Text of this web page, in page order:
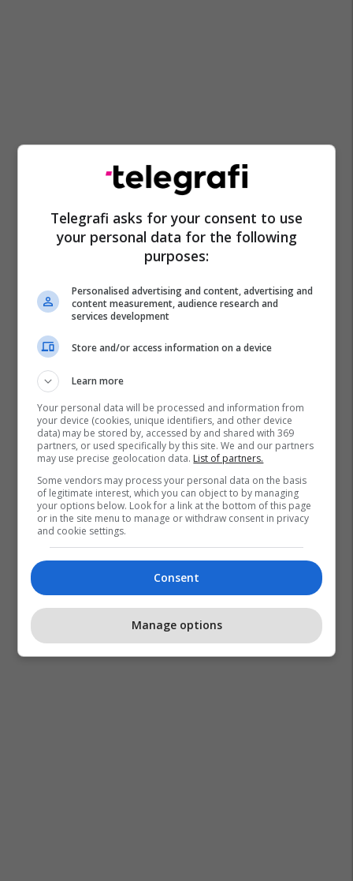
Irani Lufta Në Iran
Telegrafi asks for your consent to use
your personal data for the following
purposes:
Personalised advertising and content, advertising and
content measurement, audience research and
services development
Store and/or access information on a device
Learn more
Your personal data will be processed and information from
your device (cookies, unique identifiers, and other device
data) may be stored by, accessed by and shared with 369
partners, or used specifically by this site. We and our partners
may use precise geolocation data. List of partners.
Some vendors may process your personal data on the basis
of legitimate interest, which you can object to by managing
your options below. Look for a link at the bottom of this page
or in the site menu to manage or withdraw consent in privacy
and cookie settings.
Consent
Manage options